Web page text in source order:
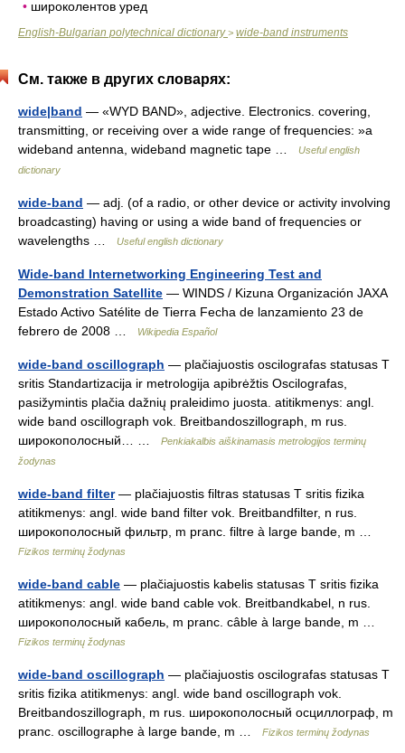
• широколентов уред
English-Bulgarian polytechnical dictionary> wide-band instruments
См. также в других словарях:
wide|band — «WYD BAND», adjective. Electronics. covering,
transmitting, or receiving over a wide range of frequencies: »a
wideband antenna, wideband magnetic tape …
Useful english
dictionary
wide-band — adj. (of a radio, or other device or activity involving
broadcasting) having or using a wide band of frequencies or
wavelengths …
Useful english dictionary
Wide-band Internetworking Engineering Test and
Demonstration Satellite — WINDS / Kizuna Organización JAXA
Estado Activo Satélite de Tierra Fecha de lanzamiento 23 de
febrero de 2008 …
Wikipedia Español
wide-band oscillograph — plačiajuostis oscilografas statusas T
sritis Standartizacija ir metrologija apibrėžtis Oscilografas,
pasižymintis plačia dažnių praleidimo juosta. atitikmenys: angl.
wide band oscillograph vok. Breitbandoszillograph, m rus.
широкополосный… …
Penkiakalbis aiškinamasis metrologijos terminų
žodynas
wide-band filter— plačiajuostis filtras statusas T sritis fizika
atitikmenys: angl. wide band filter vok. Breitbandfilter, n rus.
широкополосный фильтр, m pranc. filtre à large bande, m …
Fizikos terminų žodynas
wide-band cable — plačiajuostis kabelis statusas T sritis fizika
atitikmenys: angl. wide band cable vok. Breitbandkabel, n rus.
широкополосный кабель, m pranc. câble à large bande, m …
Fizikos terminų žodynas
wide-band oscillograph — plačiajuostis oscilografas statusas T
sritis fizika atitikmenys: angl. wide band oscillograph vok.
Breitbandoszillograph, m rus. широкополосный осциллограф, m
pranc. oscillographe à large bande, m …
Fizikos terminų žodynas